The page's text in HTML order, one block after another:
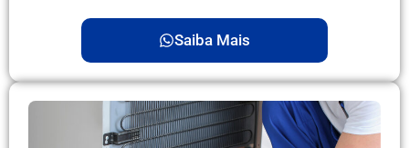
Saiba Mais